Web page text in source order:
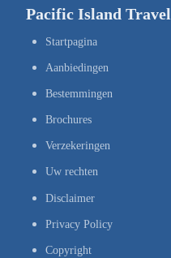
Pacific Island Travel
Startpagina
Aanbiedingen
Bestemmingen
Brochures
Verzekeringen
Uw rechten
Disclaimer
Privacy Policy
Copyright